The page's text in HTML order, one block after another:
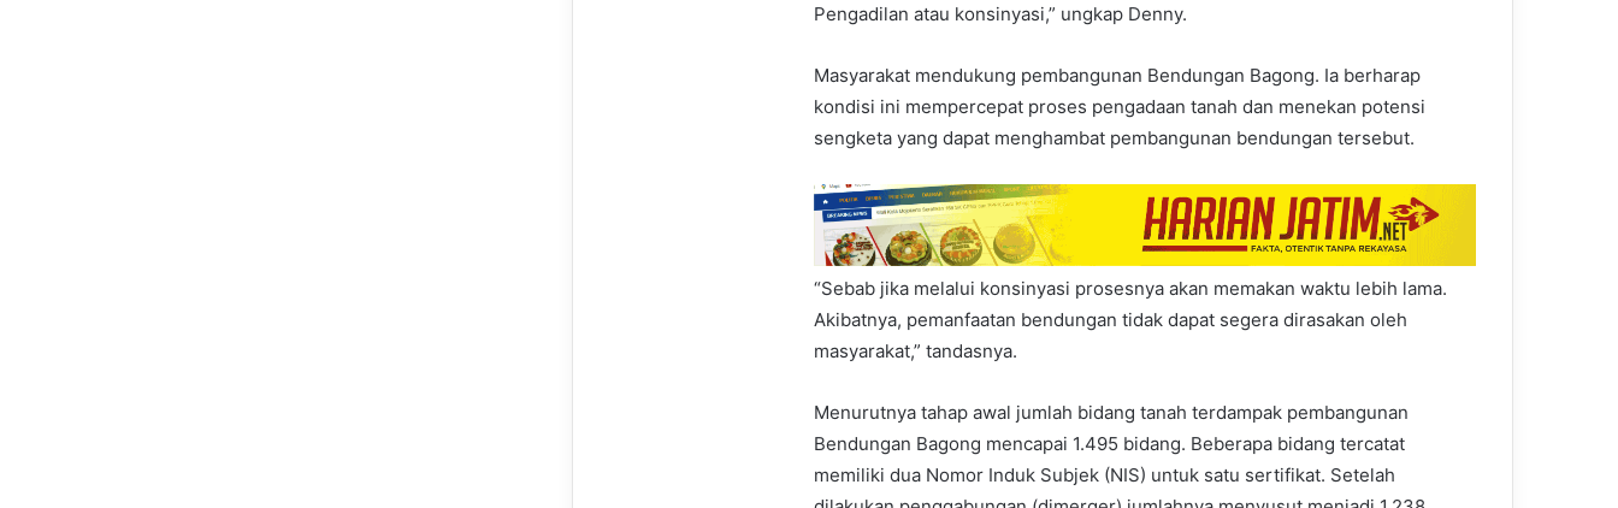
Pengadilan atau konsinyasi,” ungkap Denny.
Masyarakat mendukung pembangunan Bendungan Bagong. Ia berharap
kondisi ini mempercepat proses pengadaan tanah dan menekan potensi
sengketa yang dapat menghambat pembangunan bendungan tersebut.
“Sebab jika melalui konsinyasi prosesnya akan memakan waktu lebih lama.
Akibatnya, pemanfaatan bendungan tidak dapat segera dirasakan oleh
masyarakat,” tandasnya.
Menurutnya tahap awal jumlah bidang tanah terdampak pembangunan
Bendungan Bagong mencapai 1.495 bidang. Beberapa bidang tercatat
memiliki dua Nomor Induk Subjek (NIS) untuk satu sertifikat. Setelah